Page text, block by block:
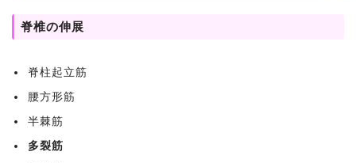
脊椎の伸展
脊柱起立筋
腰方形筋
半棘筋
多裂筋